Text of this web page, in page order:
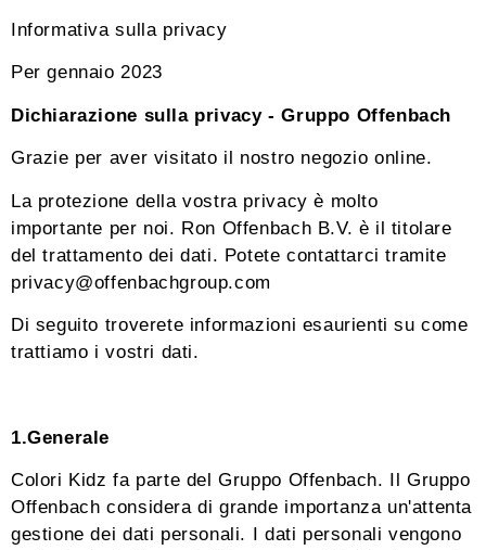
Informativa sulla privacy
Per gennaio 2023
Dichiarazione sulla privacy - Gruppo Offenbach
Grazie per aver visitato il nostro negozio online.
La protezione della vostra privacy è molto
importante per noi. Ron Offenbach B.V. è il titolare
del trattamento dei dati. Potete contattarci tramite
privacy@offenbachgroup.com
Di seguito troverete informazioni esaurienti su come
trattiamo i vostri dati.
1.Generale
Colori Kidz fa parte del Gruppo Offenbach. Il Gruppo
Offenbach considera di grande importanza un'attenta
gestione dei dati personali. I dati personali vengono